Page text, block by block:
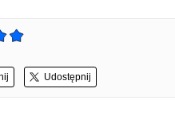
Udostępnij